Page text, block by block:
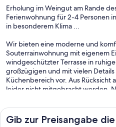
Erholung im Weingut am Rande
Ferienwohnung für 2-4 Personen
in besonderem Klima ...
Wir bieten eine moderne und
Souterrainwohnung mit eigenem
windgeschützter Terrasse in
großzügigen und mit vielen
Küchenbereich vor. Aus Rücksicht
leider nicht mitgebracht werden.
sich ein herrlicher Blick auf die
Weinberge. Beginnen Sie direkt
abwechslungsreichen
Gib zur Preisangabe